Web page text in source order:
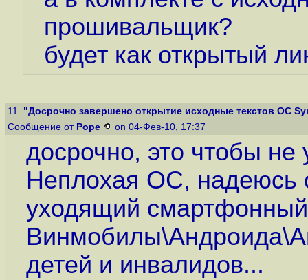
прошивальщик?
будет как открытый
11. "Досрочно завершено открытие исходные текстов ОС
Сообщение от Pope on 04-Фев-10, 17:37
досрочно, это чтобы не
Неплохая ОС, надеюсь
уходящий
детей и инвалидов...